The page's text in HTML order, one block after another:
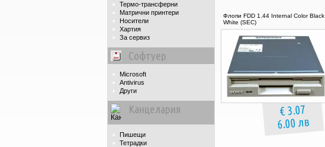
Термо-трансферни
Матрични принтери
Носители
Хартия
За сервиз
Софтуер
Microsoft
Antivirus
Други
Канцелария
Пишещи
Тетрадки
Флопи FDD 1.44 Internal Color Black
White (SEC)
€ 3.07
6.00 лв